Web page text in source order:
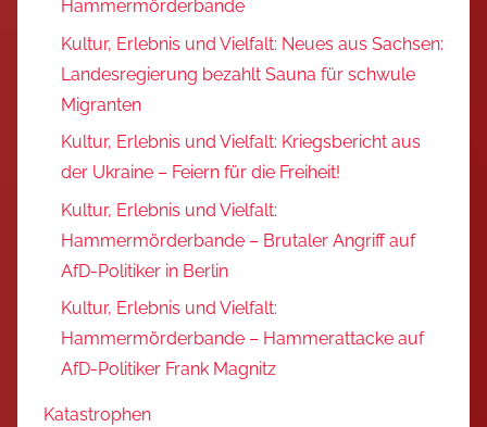
Hammermörderbande
Kultur, Erlebnis und Vielfalt: Neues aus Sachsen:
Landesregierung bezahlt Sauna für schwule
Migranten
Kultur, Erlebnis und Vielfalt: Kriegsbericht aus
der Ukraine – Feiern für die Freiheit!
Kultur, Erlebnis und Vielfalt:
Hammermörderbande – Brutaler Angriff auf
AfD-Politiker in Berlin
Kultur, Erlebnis und Vielfalt:
Hammermörderbande – Hammerattacke auf
AfD-Politiker Frank Magnitz
Katastrophen